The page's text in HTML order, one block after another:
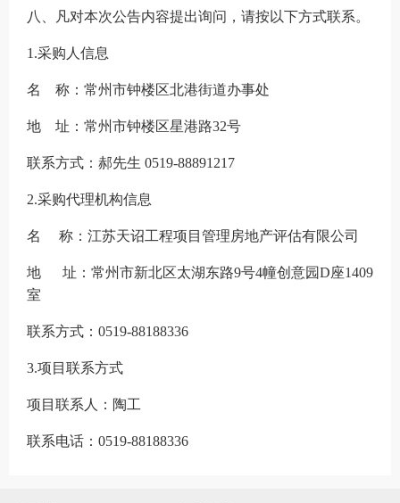
八、凡对本次公告内容提出询问，请按以下方式联系。
1.采购人信息
名 称： 常州市钟楼区北港街道办事处
地 址 ：常州市钟楼区星港路32号
联系方式：郝先生 0519-88891217
2.采购代理机构信息
名 称：江苏天诏工程项目管理房地产评估有限公司
地 址：常州市新北区太湖东路9号4幢创意园D座1409
室
联系方式： 0519-88188336
3.项目联系方式
项目联系人：陶工
联系电话： 0519-88188336